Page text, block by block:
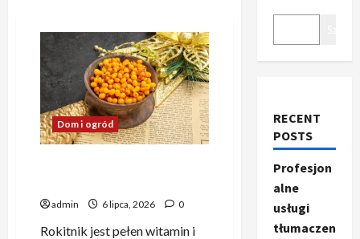
Dom i ogród
admin 6 lipca, 2026 0
Rokitnik jest pełen witamin i
RECENT
POSTS
Profesjon
alne
usługi
tłumaczen